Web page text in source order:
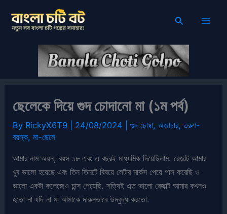
content
Search
ছেলেকে দিয়ে গুদ চোদানো মা (১ম পর্ব)
By RickyX6T9 24/08/2024 |গুদ চোষা,অজাচার,তরুণ-
বয়স্ক,মা-ছেলে
আমার নাম অয়ন, বয়স ১৮ এবং এ বছরই মাধ্যমিক দিয়েছিলাম. রেজাল্ট আমার
খুব ভালো হয়েছে এবং তিন তিনটে বিষয়ে লেটার মার্কস পেয়ে পাস করেছি ও
ভালো একটা কলেজেও চান্স পেয়েছি. সত্যিই এত ভালো রেজাল্ট আমার কখনও
হতো না যদি না মা আমাকে দারুনভাবে উদ্বুদ্ধ করতো.